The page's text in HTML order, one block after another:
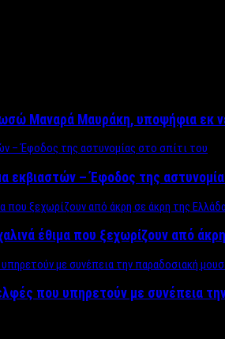
Μαναρά Μαυράκη, υποψήφια εκ
– Έφοδος της
έθιμα που ξεχωρίζουν από
που υπηρετούν με συνέπεια